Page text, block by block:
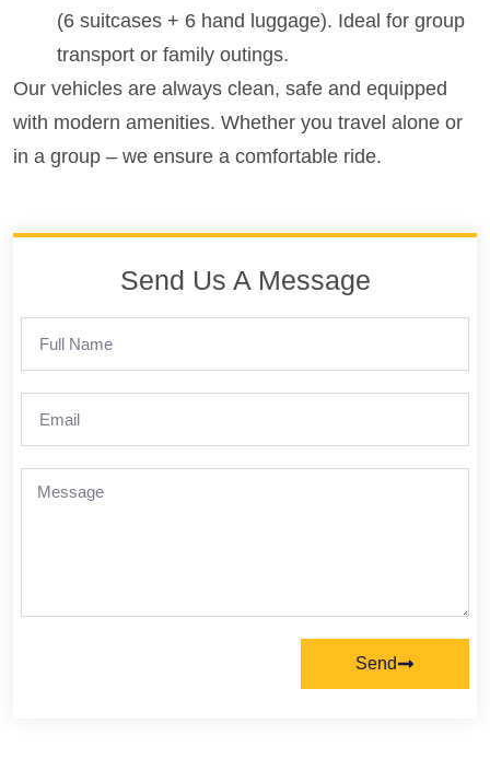
(6 suitcases + 6 hand luggage). Ideal for group
transport or family outings.
Our vehicles are always clean, safe and equipped
with modern amenities. Whether you travel alone or
in a group – we ensure a comfortable ride.
Send Us A Message
Send